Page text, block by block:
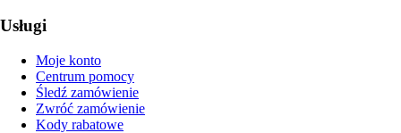
Usługi
Moje konto
Centrum pomocy
Śledź zamówienie
Zwróć zamówienie
Kody rabatowe